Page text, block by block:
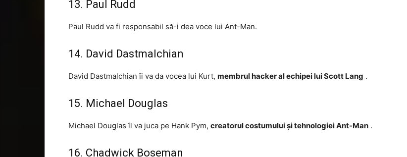
13. Paul Rudd
Paul Rudd va fi responsabil să-i dea voce lui Ant-Man.
14. David Dastmalchian
David Dastmalchian îi va da vocea lui Kurt, membrul hacker al echipei lui Scott Lang .
15. Michael Douglas
Michael Douglas îl va juca pe Hank Pym, creatorul costumului și tehnologiei Ant-Man .
16. Chadwick Boseman